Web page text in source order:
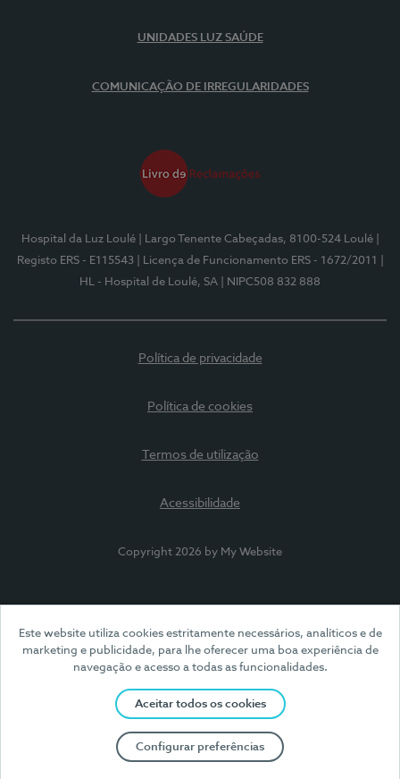
Este website utiliza cookies estritamente necessários, analíticos e de
marketing e publicidade, para lhe oferecer uma boa experiência de
navegação e acesso a todas as funcionalidades.
Aceitar todos os cookies
Configurar preferências
UNIDADES LUZ SAÚDE
COMUNICAÇÃO DE IRREGULARIDADES
Hospital da Luz Loulé | Largo Tenente Cabeçadas, 8100-524 Loulé
Registo ERS - E115543
| Licença de Funcionamento ERS - 1672/2011
HL - Hospital de Loulé, SA
| NIPC508 832 888
Política de privacidade
Política de cookies
Termos de utilização
Acessibilidade
Copyright 2026 by My Website